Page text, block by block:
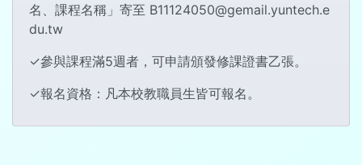
名、課程名稱」寄至 B11124050@gemail.yuntech.e
du.tw
✓參與課程滿5週者，可申請頒發修課證書乙張。
✓報名資格：凡本校教職員生皆可報名。